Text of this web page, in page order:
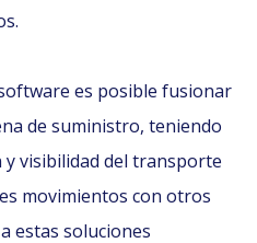
es posible fusionar
de suministro, teniendo
visibilidad del transporte
movimientos con otros
estas soluciones